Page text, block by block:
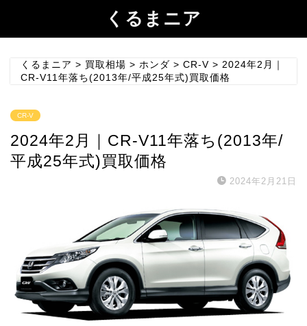
くるまニア
くるまニア > 買取相場 > ホンダ > CR-V > 2024年2月｜
CR-V11年落ち(2013年/平成25年式)買取価格
CR-V
2024年2月｜CR-V11年落ち(2013年/
平成25年式)買取価格
2024年2月21日